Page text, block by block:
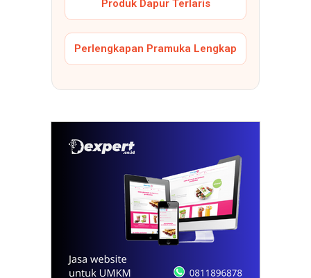
Produk Dapur Terlaris
Perlengkapan Pramuka Lengkap